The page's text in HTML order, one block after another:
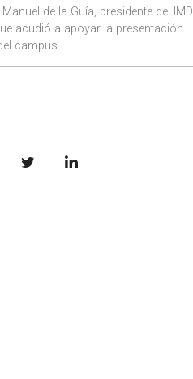
de la Guía, presidente del IMD
acudió a apoyar la presentación
campus